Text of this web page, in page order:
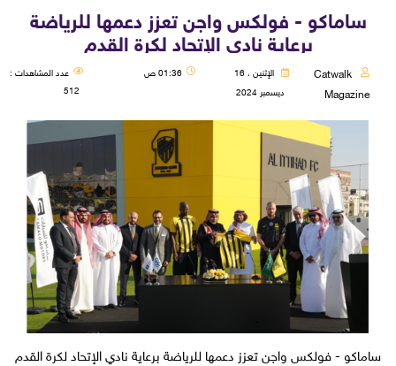
ساماكو - فولكس واجن تعزز دعمها للرياضة
برعاية نادي الإتحاد لكرة القدم
Catwalk
Magazine
الإثنين ، 16
ديسمبر 2024
01:36 ص
عدد المشاهدات :
512
ساماكو - فولكس واجن تعزز دعمها للرياضة برعاية نادي الإتحاد لكرة القدم